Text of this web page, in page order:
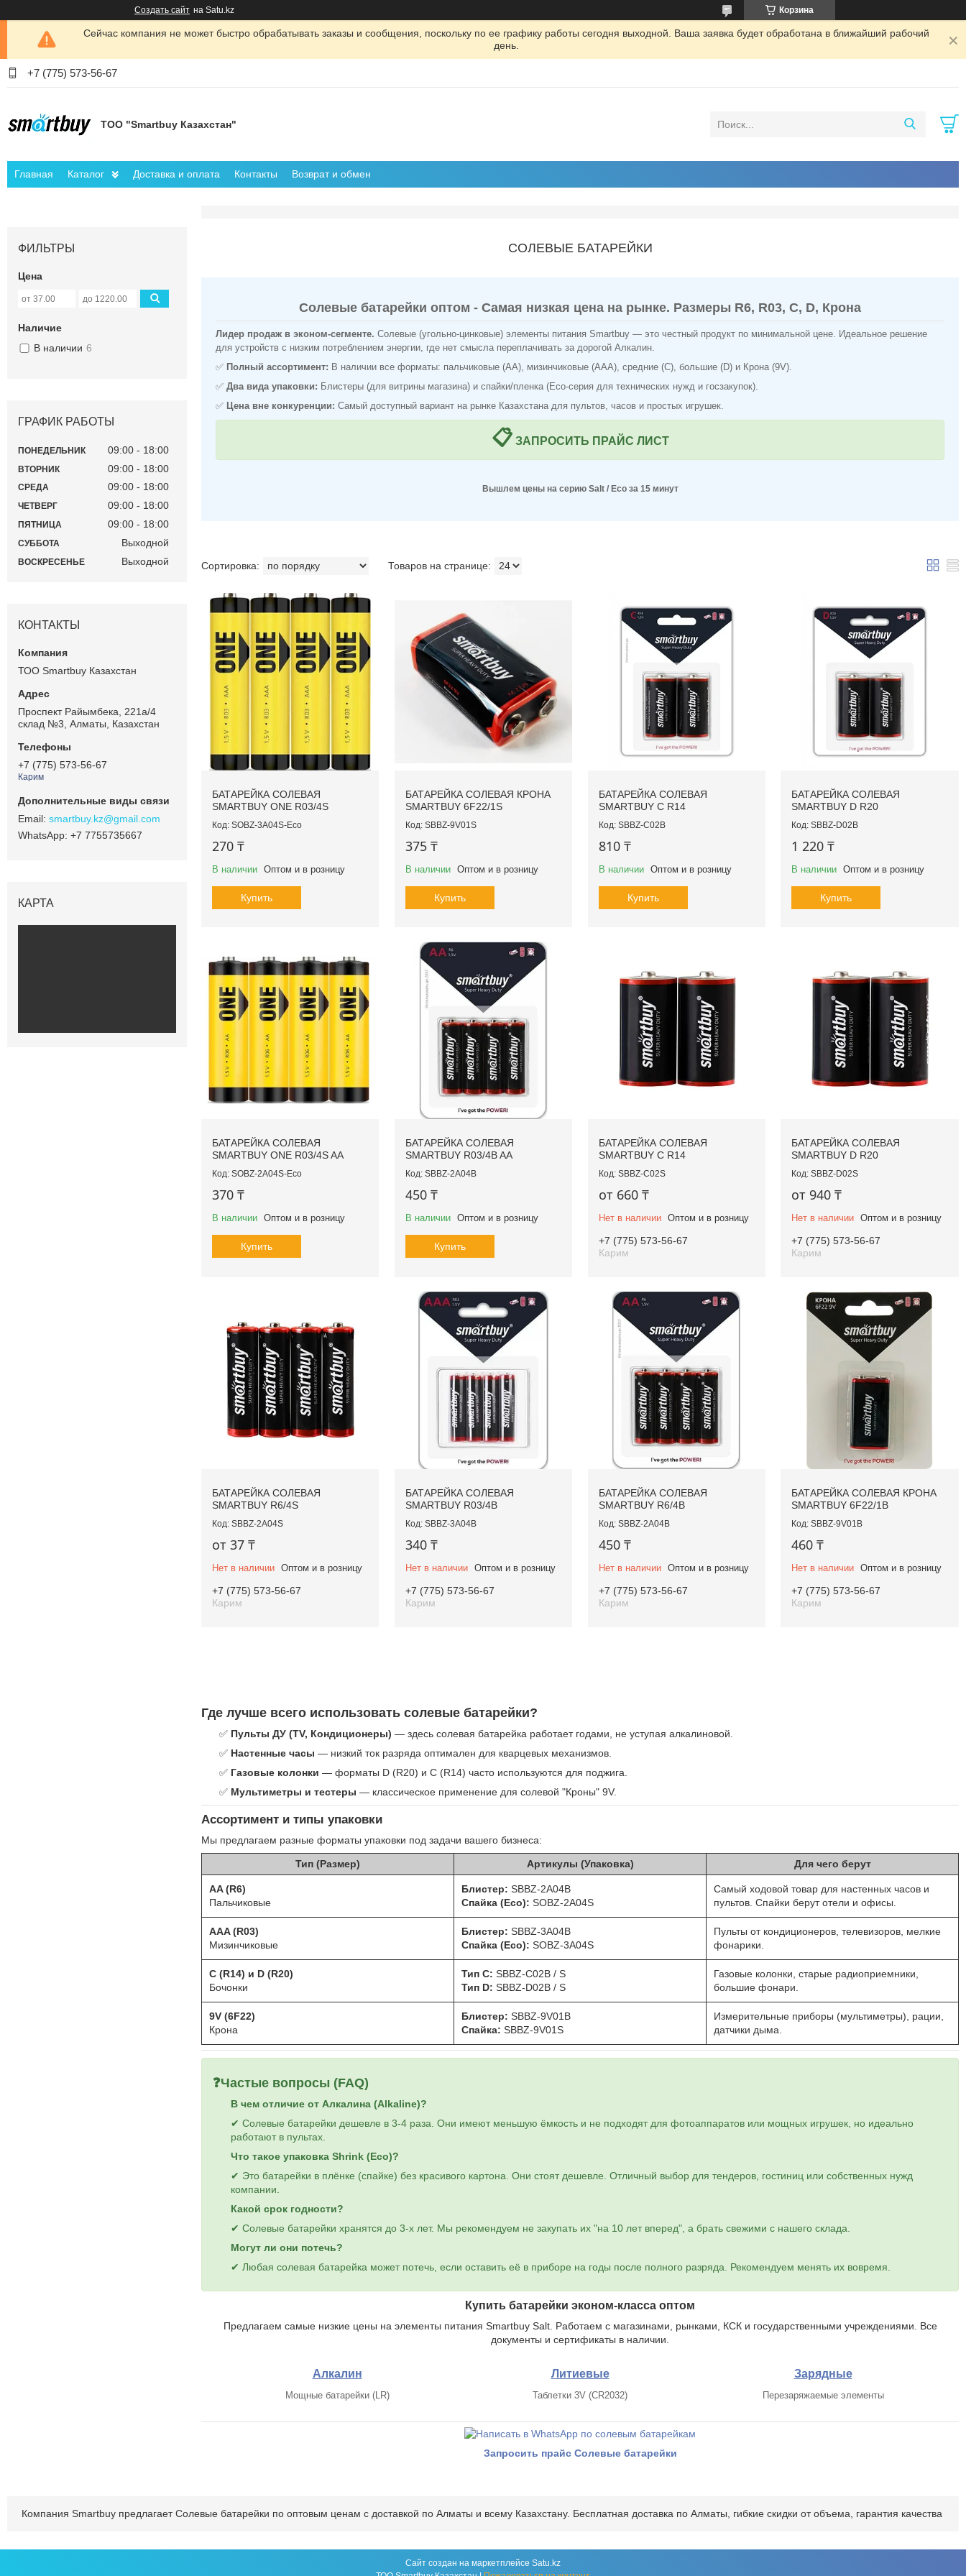
Создать сайт на Satu.kz Корзина
Сейчас компания не может быстро обрабатывать заказы и сообщения, поскольку по ее графику работы сегодня выходной. Ваша заявка будет обработана в ближайший рабочий
день.
+7 (775) 573-56-67
ТОО "Smartbuy Казахстан"
Главная Каталог Доставка и оплата Контакты Возврат и обмен
СОЛЕВЫЕ БАТАРЕЙКИ
Солевые батарейки оптом - Самая низкая цена на рынке. Размеры R6, R03, C, D, Крона
Лидер продаж в эконом-сегменте. Солевые (угольно-цинковые) элементы питания Smartbuy — это честный продукт по минимальной цене. Идеальное решение
для устройств с низким потреблением энергии, где нет смысла переплачивать за дорогой Алкалин.
✅ Полный ассортимент: В наличии все форматы: пальчиковые (AA), мизинчиковые (AAA), средние (C), большие (D) и Крона (9V).
✅ Два вида упаковки: Блистеры (для витрины магазина) и спайки/пленка (Eco-серия для технических нужд и госзакупок).
✅ Цена вне конкуренции: Самый доступный вариант на рынке Казахстана для пультов, часов и простых игрушек.
📋 ЗАПРОСИТЬ ПРАЙС ЛИСТ
Вышлем цены на серию Salt / Eco за 15 минут
БАТАРЕЙКА СОЛЕВАЯ
SMARTBUY ONE R03/4S
SOBZ-3A04S-Eco
270 ₸
В наличии Оптом и в розницу
Купить
БАТАРЕЙКА СОЛЕВАЯ КРОНА
SMARTBUY 6F22/1S
SBBZ-9V01S
375 ₸
В наличии Оптом и в розницу
Купить
БАТАРЕЙКА СОЛЕВАЯ
SMARTBUY C R14
SBBZ-C02B
810 ₸
В наличии Оптом и в розницу
Купить
БАТАРЕЙКА СОЛЕВАЯ
SMARTBUY D R20
SBBZ-D02B
1 220 ₸
В наличии Оптом и в розницу
Купить
БАТАРЕЙКА СОЛЕВАЯ
SMARTBUY ONE R03/4S AA
SOBZ-2A04S-Eco
370 ₸
В наличии Оптом и в розницу
Купить
БАТАРЕЙКА СОЛЕВАЯ
SMARTBUY R03/4B AA
SBBZ-2A04B
450 ₸
В наличии Оптом и в розницу
Купить
БАТАРЕЙКА СОЛЕВАЯ
SMARTBUY C R14
SBBZ-C02S
от 660 ₸
Нет в наличии Оптом и в розницу
+7 (775) 573-56-67
Карим
БАТАРЕЙКА СОЛЕВАЯ
SMARTBUY D R20
SBBZ-D02S
от 940 ₸
Нет в наличии Оптом и в розницу
+7 (775) 573-56-67
Карим
БАТАРЕЙКА СОЛЕВАЯ
SMARTBUY R6/4S
SBBZ-2A04S
от 37 ₸
Нет в наличии Оптом и в розницу
+7 (775) 573-56-67
Карим
БАТАРЕЙКА СОЛЕВАЯ
SMARTBUY R03/4B
SBBZ-3A04B
340 ₸
Нет в наличии Оптом и в розницу
+7 (775) 573-56-67
Карим
БАТАРЕЙКА СОЛЕВАЯ
SMARTBUY R6/4B
SBBZ-2A04B
450 ₸
Нет в наличии Оптом и в розницу
+7 (775) 573-56-67
Карим
БАТАРЕЙКА СОЛЕВАЯ КРОНА
SMARTBUY 6F22/1B
SBBZ-9V01B
460 ₸
Нет в наличии Оптом и в розницу
+7 (775) 573-56-67
Карим
Где лучше всего использовать солевые батарейки?
✅ Пульты ДУ (TV, Кондиционеры) — здесь солевая батарейка работает годами, не уступая алкалиновой.
✅ Настенные часы — низкий ток разряда оптимален для кварцевых механизмов.
✅ Газовые колонки — форматы D (R20) и C (R14) часто используются для поджига.
✅ Мультиметры и тестеры — классическое применение для солевой "Кроны" 9V.
Ассортимент и типы упаковки
Мы предлагаем разные форматы упаковки под задачи вашего бизнеса:
Тип (Размер) Артикулы (Упаковка) Для чего берут
AA (R6)
Пальчиковые
Блистер: SBBZ-2A04B
Спайка (Eco): SOBZ-2A04S
Самый ходовой товар для настенных часов и
пультов. Спайки берут отели и офисы.
AAA (R03)
Мизинчиковые
Блистер: SBBZ-3A04B
Спайка (Eco): SOBZ-3A04S
Пульты от кондиционеров, телевизоров, мелкие
фонарики.
C (R14) и D (R20)
Бочонки
Тип C: SBBZ-C02B / S
Тип D: SBBZ-D02B / S
Газовые колонки, старые радиоприемники,
большие фонари.
9V (6F22)
Крона
Блистер: SBBZ-9V01B
Спайка: SBBZ-9V01S
Измерительные приборы (мультиметры), рации,
датчики дыма.
❓Частые вопросы (FAQ)
В чем отличие от Алкалина (Alkaline)?
✔ Солевые батарейки дешевле в 3-4 раза. Они имеют меньшую ёмкость и не подходят для фотоаппаратов или мощных игрушек, но идеально
работают в пультах.
Что такое упаковка Shrink (Eco)?
✔ Это батарейки в плёнке (спайке) без красивого картона. Они стоят дешевле. Отличный выбор для тендеров, гостиниц или собственных нужд
компании.
Какой срок годности?
✔ Солевые батарейки хранятся до 3-х лет. Мы рекомендуем не закупать их "на 10 лет вперед", а брать свежими с нашего склада.
Могут ли они потечь?
✔ Любая солевая батарейка может потечь, если оставить её в приборе на годы после полного разряда. Рекомендуем менять их вовремя.
Купить батарейки эконом-класса оптом
Предлагаем самые низкие цены на элементы питания Smartbuy Salt. Работаем с магазинами, рынками, КСК и государственными учреждениями. Все
документы и сертификаты в наличии.
Алкалин
Мощные батарейки (LR)
Литиевые
Таблетки 3V (CR2032)
Зарядные
Перезаряжаемые элементы
Запросить прайс Солевые батарейки
ФИЛЬТРЫ
Цена
Наличие
В наличии 6
ГРАФИК РАБОТЫ
ПОНЕДЕЛЬНИК 09:00 18:00
ВТОРНИК 09:00 18:00
СРЕДА 09:00 18:00
ЧЕТВЕРГ 09:00 18:00
ПЯТНИЦА 09:00 18:00
СУББОТА Выходной
ВОСКРЕСЕНЬЕ Выходной
КОНТАКТЫ
ТОО Smartbuy Казахстан
Проспект Райымбека, 221а/4
склад №3, Алматы, Казахстан
+7 (775) 573-56-67
Карим
smartbuy.kz@gmail.com
+7 7755735667
КАРТА
Компания Smartbuy предлагает Солевые батарейки по оптовым ценам с доставкой по Алматы и всему Казахстану. Бесплатная доставка по Алматы, гибкие скидки от объема, гарантия качества
Сайт создан на маркетплейсе Satu.kz